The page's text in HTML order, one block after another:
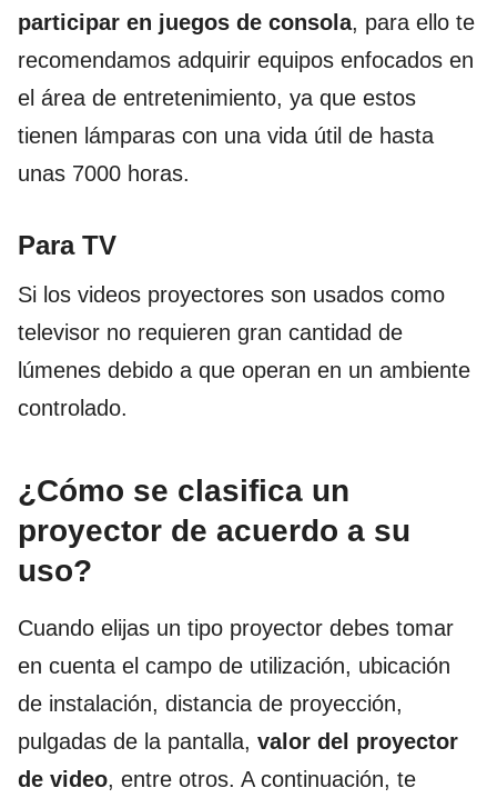
participar en juegos de consola, para ello te
recomendamos adquirir equipos enfocados en
el área de entretenimiento, ya que estos
tienen lámparas con una vida útil de hasta
unas 7000 horas.
Para TV
Si los videos proyectores son usados como
televisor no requieren gran cantidad de
lúmenes debido a que operan en un ambiente
controlado.
¿Cómo se clasifica un
proyector de acuerdo a su
uso?
Cuando elijas un tipo proyector debes tomar
en cuenta el campo de utilización, ubicación
de instalación, distancia de proyección,
pulgadas de la pantalla, valor del proyector
de video, entre otros. A continuación, te